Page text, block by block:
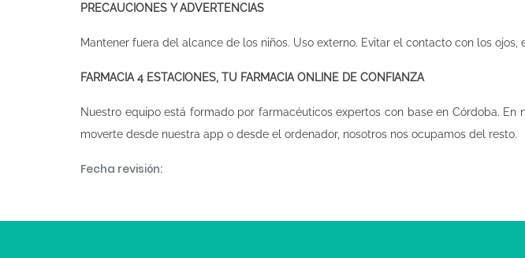
PRECAUCIONES Y ADVERTENCIAS
Mantener fuera del alcance de los niños. Uso externo. Evitar el contacto con los ojos,
FARMACIA 4 ESTACIONES, TU FARMACIA ONLINE DE CONFIANZA
Nuestro equipo está formado por farmacéuticos expertos con base en Córdoba. En
moverte desde nuestra app o desde el ordenador, nosotros nos ocupamos del resto.
Fecha revisión: